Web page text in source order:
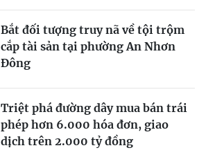
Bắt đối tượng truy nã về tội trộm
cắp tài sản tại phường An Nhơn
Đông
Triệt phá đường dây mua bán trái
phép hơn 6.000 hóa đơn, giao
dịch trên 2.000 tỷ đồng